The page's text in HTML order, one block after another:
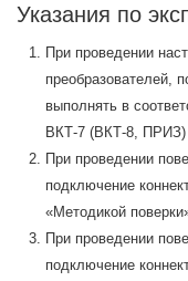
Указания по
При проведении
преобразователей,
выполнять в
ВКТ-7 (ВКТ-8, ПРИЗ)
При проведении
подключение
«Методикой
При проведении
подключение